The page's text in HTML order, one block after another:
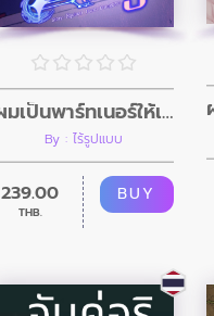
ผมเป็นพาร์ทเนอร์ให้เอสเปอร์แรงค์ S
By : ไร้รูปแบบ
239.00
THB.
BUY